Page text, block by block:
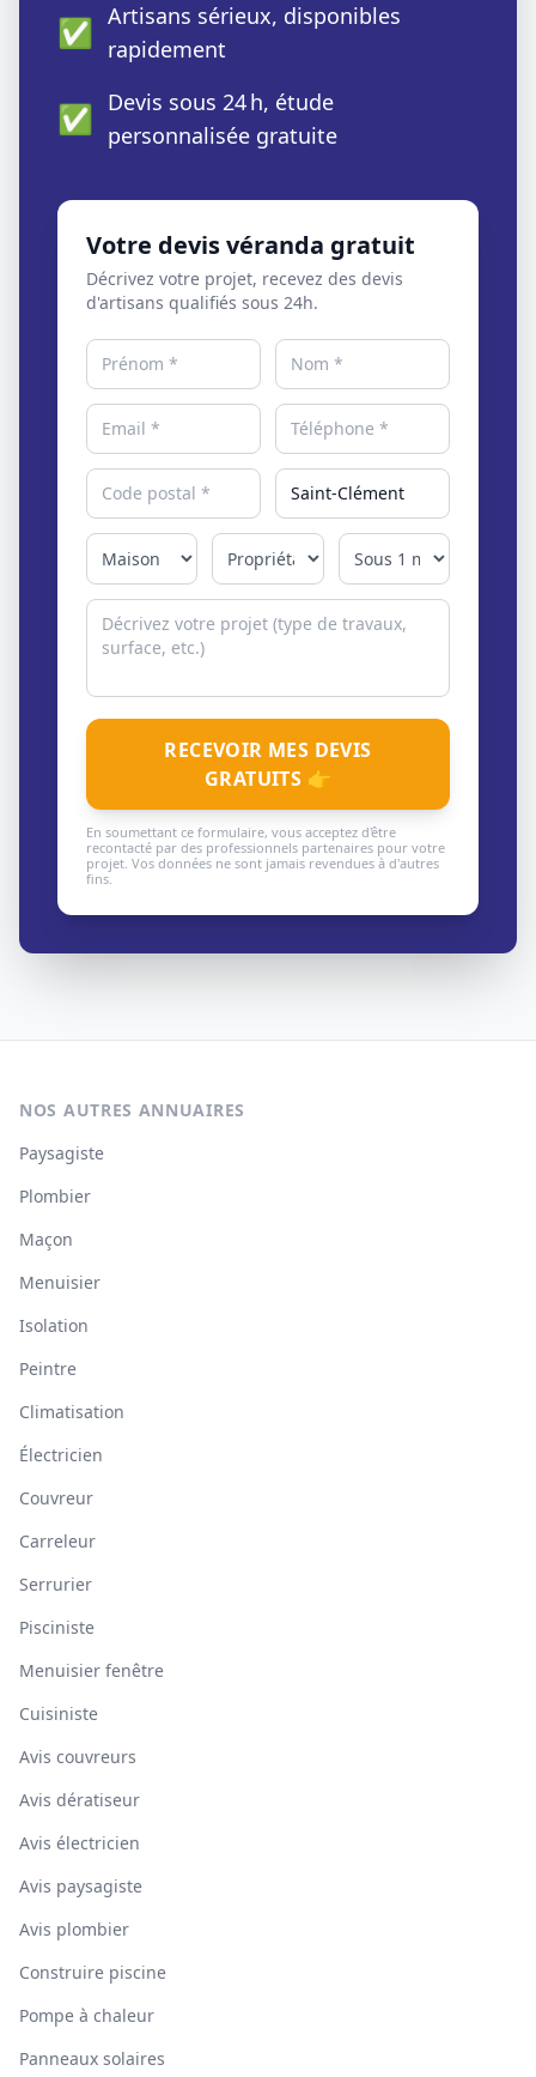
✅ Artisans sérieux, disponibles
rapidement
✅ Devis sous 24 h, étude
personnalisée gratuite
Votre devis véranda gratuit
Décrivez votre projet, recevez des devis
d'artisans qualifiés sous 24h.
RECEVOIR MES DEVIS
GRATUITS 👉
En soumettant ce formulaire, vous acceptez d'être
recontacté par des professionnels partenaires pour votre
projet. Vos données ne sont jamais revendues à d'autres
fins.
NOS AUTRES ANNUAIRES
Paysagiste
Plombier
Maçon
Menuisier
Isolation
Peintre
Climatisation
Électricien
Couvreur
Carreleur
Serrurier
Pisciniste
Menuisier fenêtre
Cuisiniste
Avis couvreurs
Avis dératiseur
Avis électricien
Avis paysagiste
Avis plombier
Construire piscine
Pompe à chaleur
Panneaux solaires